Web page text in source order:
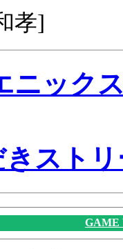
孝]
ニック
スト
GAME